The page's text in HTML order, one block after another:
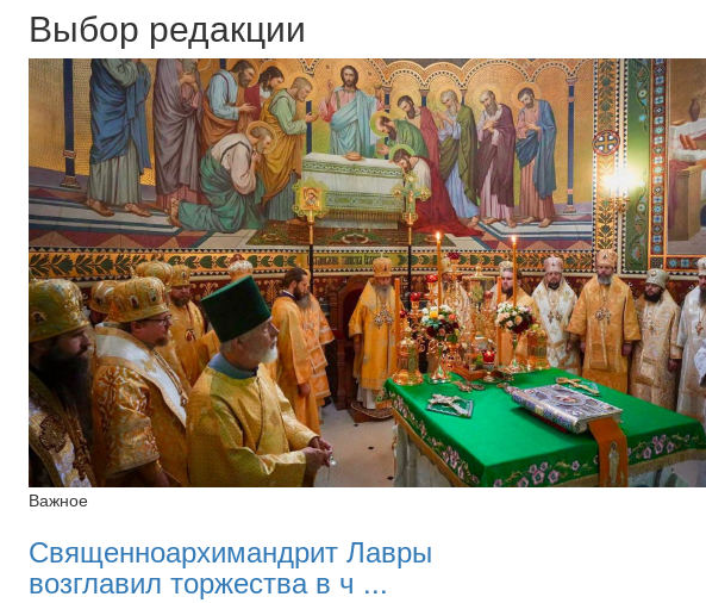
трансляции
сентября 2015Название трансляции
сентября 2015Название трансляции
сентября 2015Название трансляции
сентября 2015Название трансляции
сентября 2015Название трансляции
2015 Название трансляции
сентября 2015Название трансляции
сентября 2015Название трансляции
архиву
Выбор редакции
Важное
Священноархимандрит Лавры
возглавил торжества в ч ...